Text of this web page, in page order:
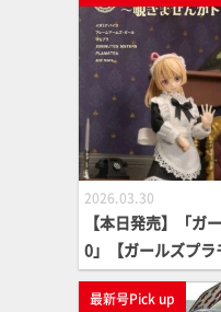
2026.03.30
【本日発売】「ガ
0」【ガールズプラ
最新号Pick up